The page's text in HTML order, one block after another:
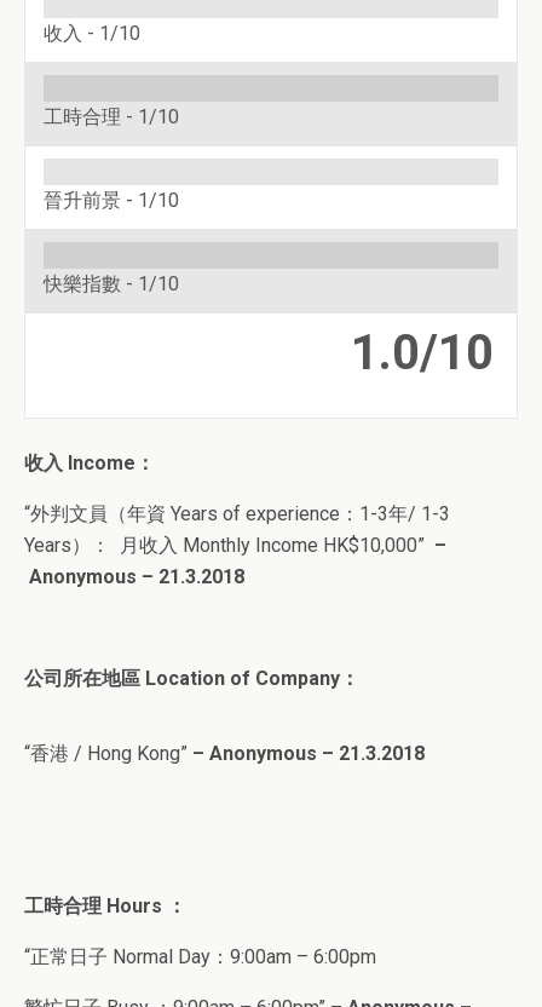
收入 - 1/10
工時合理 - 1/10
晉升前景 - 1/10
快樂指數 - 1/10
1.0/10
收入 Income ：
“外判文員（年資 Years of experience：1-3年/ 1-3
Years） ： 月收入 Monthly Income HK$10,000” –
Anonymous – 21.3.2018
公司所在地區 Location of Company：
“香港 / Hong Kong” – Anonymous – 21.3.2018
工時合理 Hours ：
“正常日子 Normal Day：9:00am – 6:00pm